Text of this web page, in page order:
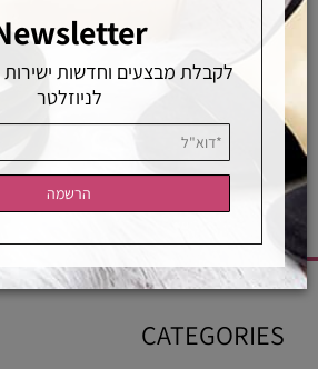
אחראיות בלעדית משלוחים מהירים
CATEGORIES
לקבלת מבצעים וחדשות ישירות
לניוזלטר